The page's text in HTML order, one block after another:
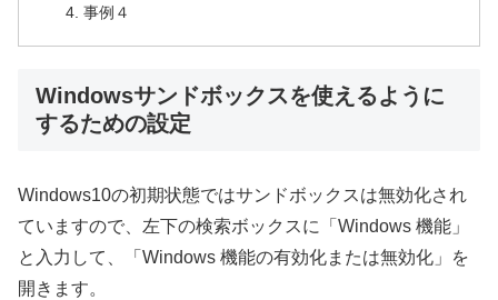
事例４
Windowsサンドボックスを使えるように
するための設定
Windows10の初期状態ではサンドボックスは無効化され
ていますので、左下の検索ボックスに「Windows 機能」
と入力して、「Windows 機能の有効化または無効化」を
開きます。